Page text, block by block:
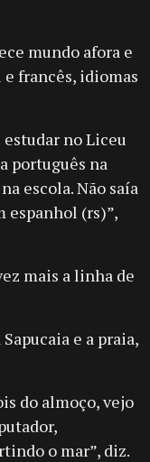
mundo afora e
francês, idiomas
no Liceu
português na
escola. Não saía
espanhol (rs)”,
mais a linha de
e a praia,
do almoço, vejo
o mar”, diz.